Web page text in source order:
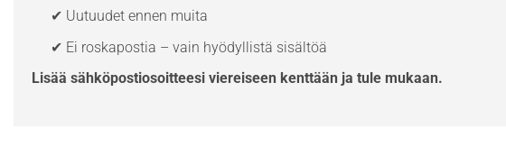
✔ Uutuudet ennen muita
✔ Ei roskapostia – vain hyödyllistä sisältöä
Lisää sähköpostiosoitteesi viereiseen kenttään ja tule mukaan.